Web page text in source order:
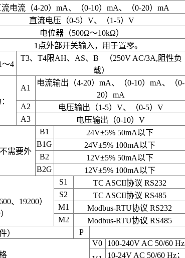
流电流（4-20）mA、（0-10）mA、（0-20）mA
直流电压（0-5）V、（1-5）V
电位器（500Ω～10kΩ）
1点外部开关输入，用于置零。
～4
T3、T4限AH、AS、B （250V AC/3A,阻性负
载）
A1
电流输出（4-20）mA、（0-10）mA、（0-
20）mA
A2
电压输出（1-5）V、（0-5）V
A3
电压输出（0-10）V
需要外
B1
24V±5% 50mA以下
B1G
24V±5% 100mA以下
B2
12V±5% 50mA以下
B2G
12V±5% 100mA以下
、19200）
S1
TC ASCII协议 RS232
S2
TC ASCII协议 RS485
M1
Modbus-RTU协议 RS232
M2
Modbus-RTU协议 RS485
）
P
V0
100-240V AC 50/60 Hz
10-24V AC 50/60 Hz；